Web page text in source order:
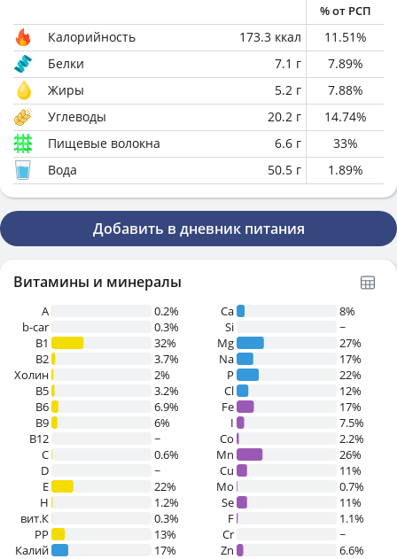
% от РСП
Калорийность 173.3 ккал 11.51%
Белки
7.1 г 7.89%
Жиры
5.2 г 7.88%
Углеводы
20.2 г 14.74%
Пищевые волокна
6.6 г 33%
Вода
50.5 г 1.89%
Добавить в дневник питания
Витамины и минералы
A
0.2%
b-car
0.3%
В1
32%
B2
3.7%
Холин
2%
B5
3.2%
B6
6.9%
B9
6%
B12
~
C
0.6%
D
~
E
22%
H
1.2%
вит.К
0.3%
PP
13%
Калий
17%
Ca
8%
Si
~
Mg
27%
Na
17%
P
22%
Cl
12%
Fe
17%
I
7.5%
Co
2.2%
Mn
26%
Cu
11%
Mo
0.7%
Se
11%
F
1.1%
Cr
~
Zn
6.6%